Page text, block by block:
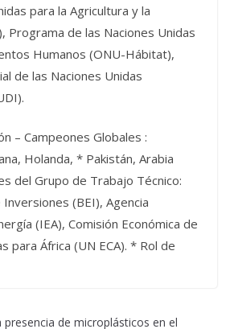
para la Agricultura y la
Programa de las Naciones Unidas
Humanos (ONU-Hábitat),
de las Naciones Unidas
– Campeones Globales :
Holanda, * Pakistán, Arabia
del Grupo de Trabajo Técnico:
(BEI), Agencia
(IEA), Comisión Económica de
para África (UN ECA). * Rol de
presencia de microplásticos en el